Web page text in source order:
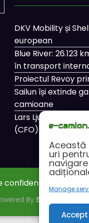
Această
uri
Manage
Accept
DKV Mobility și
european
Blue River: 26.123
în transport
Proiectul Revoy
Sailun își extinde
camioane
Lars Ljungström a
(CFO) pentru
confidentialitate
By SpiceThemes